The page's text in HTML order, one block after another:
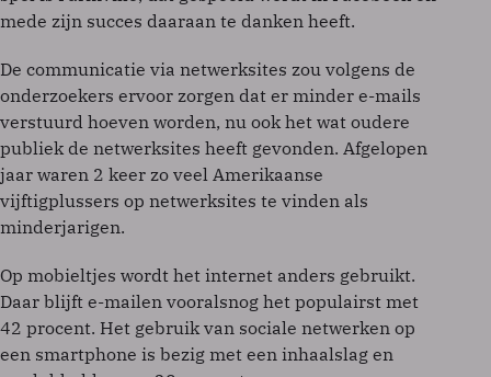
mede zijn succes daaraan te danken heeft.
De communicatie via netwerksites zou volgens de
onderzoekers ervoor zorgen dat er minder e-mails
verstuurd hoeven worden, nu ook het wat oudere
publiek de netwerksites heeft gevonden. Afgelopen
jaar waren 2 keer zo veel Amerikaanse
vijftigplussers op netwerksites te vinden als
minderjarigen.
Op mobieltjes wordt het internet anders gebruikt.
Daar blijft e-mailen vooralsnog het populairst met
42 procent. Het gebruik van sociale netwerken op
een smartphone is bezig met een inhaalslag en